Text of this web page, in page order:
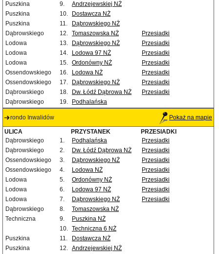
Puszkina
9.
Andrzejewskiej NŻ
Puszkina
10.
Dostawcza NŻ
Puszkina
11.
Dąbrowskiego NŻ
Dąbrowskiego
12. Tomaszowska NŻ
Przesiadki
Lodowa
13. Dąbrowskiego NŻ
Przesiadki
Lodowa
14. Lodowa 97 NŻ
Przesiadki
Lodowa
15. Ordonówny NŻ
Przesiadki
Ossendowskiego
16. Lodowa NŻ
Przesiadki
Ossendowskiego
17. Dąbrowskiego NŻ
Przesiadki
Dąbrowskiego
18. Dw. Łódź Dąbrowa NŻ
Przesiadki
Dąbrowskiego
19. Podhalańska
rondo Inwalidów Pokaż na mapie
ULICA PRZYSTANEK
PRZESIADKI
Dąbrowskiego
1. Podhalańska
Przesiadki
Dąbrowskiego
2. Dw. Łódź Dąbrowa NŻ
Przesiadki
Ossendowskiego
3. Dąbrowskiego NŻ
Przesiadki
Ossendowskiego
4. Lodowa NŻ
Przesiadki
Lodowa
5. Ordonówny NŻ
Przesiadki
Lodowa
6. Lodowa 97 NŻ
Przesiadki
Lodowa
7. Dąbrowskiego NŻ
Przesiadki
Dąbrowskiego
8.
Tomaszowska NŻ
Techniczna
9.
Puszkina NŻ
10. Techniczna 6 NŻ
Puszkina
11.
Dostawcza NŻ
Puszkina
12. Andrzejewskiej NŻ